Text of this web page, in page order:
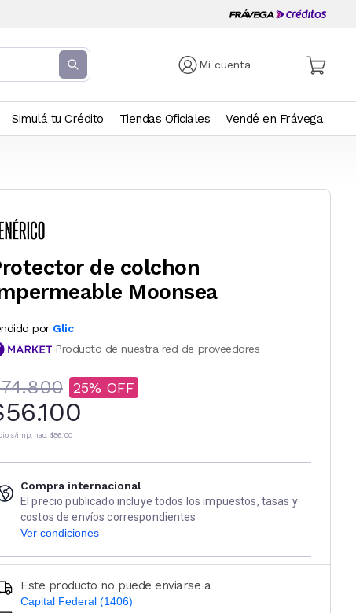
Mi cuenta
Simulá tu Crédito Tiendas Oficiales Vendé en Frávega
de colchon
Moonsea
por Glic
Producto de nuestra red de proveedores
25
s/imp. nac. $56.100
Compra internacional
El precio publicado incluye todos los impuestos, tasas y
costos de envíos correspondientes
Ver condiciones
Este producto no puede enviarse a
Capital Federal (1406)